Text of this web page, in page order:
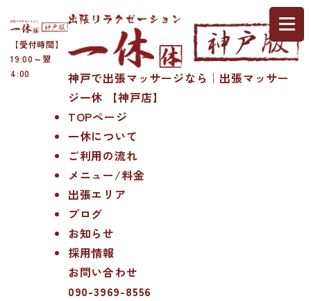
【受付時間】
19:00～翌
4:00
神戸で出張マッサージなら｜出張マッサー
ジ一休 【神戸店】
TOPページ
一休について
ご利用の流れ
メニュー/料金
出張エリア
ブログ
お知らせ
採用情報
お問い合わせ
090-3969-8556